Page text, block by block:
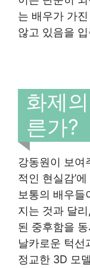
는 배우가 가
않고 있음을
화제
른가?
강동원이 보여
적인 현실감’
보통의 배우들
지는 것과 달
된 중후함을
날카로운 턱선
정교한 3D 모